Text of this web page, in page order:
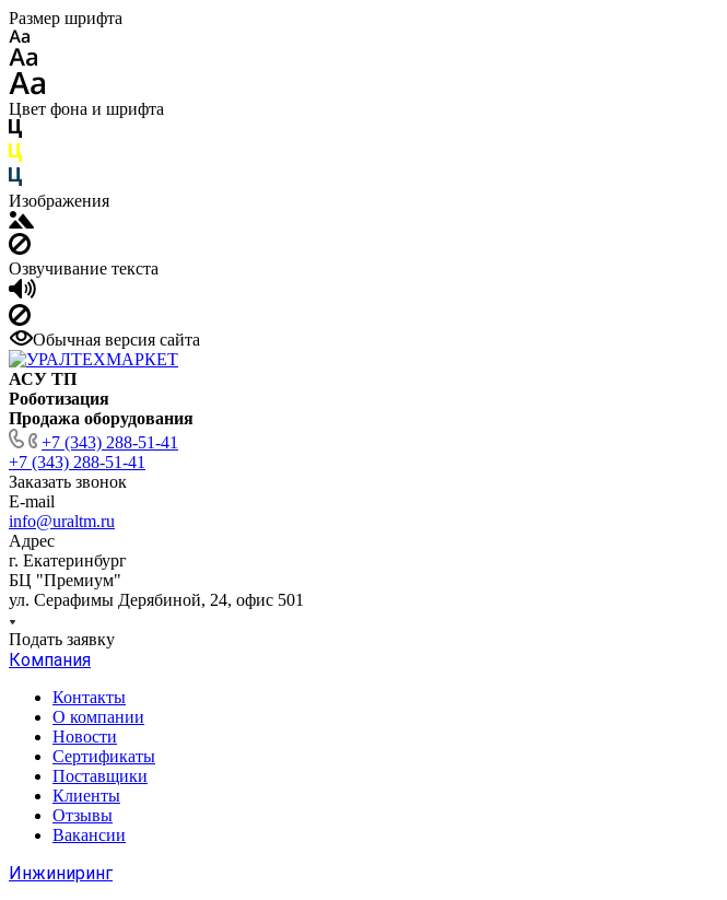
Размер шрифта
Цвет фона и шрифта
Изображения
Озвучивание текста
Обычная версия сайта
АСУ ТП
Роботизация
Продажа оборудования
+7 (343) 288-51-41
+7 (343) 288-51-41
Заказать звонок
E-mail
info@uraltm.ru
Адрес
г. Екатеринбург
БЦ "Премиум"
ул. Серафимы Дерябиной, 24, офис 501
Подать заявку
Компания
Контакты
О компании
Новости
Сертификаты
Поставщики
Клиенты
Отзывы
Вакансии
Инжиниринг